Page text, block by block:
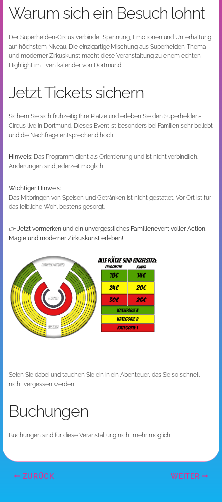
Warum sich ein Besuch lohnt
Der Superhelden-Circus verbindet Spannung, Emotionen und Unterhaltung
auf höchstem Niveau. Die einzigartige Mischung aus Superhelden-Thema
und moderner Zirkuskunst macht diese Veranstaltung zu einem echten
Highlight im Eventkalender von Dortmund.
Jetzt Tickets sichern
Sichern Sie sich frühzeitig Ihre Plätze und erleben Sie den Superhelden-
Circus live in Dortmund. Dieses Event ist besonders bei Familien sehr beliebt
und die Nachfrage entsprechend hoch.
Hinweis: Das Programm dient als Orientierung und ist nicht verbindlich.
Änderungen sind jederzeit möglich.
Wichtiger Hinweis:
Das Mitbringen von Speisen und Getränken ist nicht gestattet. Vor Ort ist für
das leibliche Wohl bestens gesorgt.
👉 Jetzt vormerken und ein unvergessliches Familienevent voller Action,
Magie und moderner Zirkuskunst erleben!
Seien Sie dabei und tauchen Sie ein in ein Abenteuer, das Sie so schnell
nicht vergessen werden!
Buchungen
Buchungen sind für diese Veranstaltung nicht mehr möglich.
ZURÜCK WEITER